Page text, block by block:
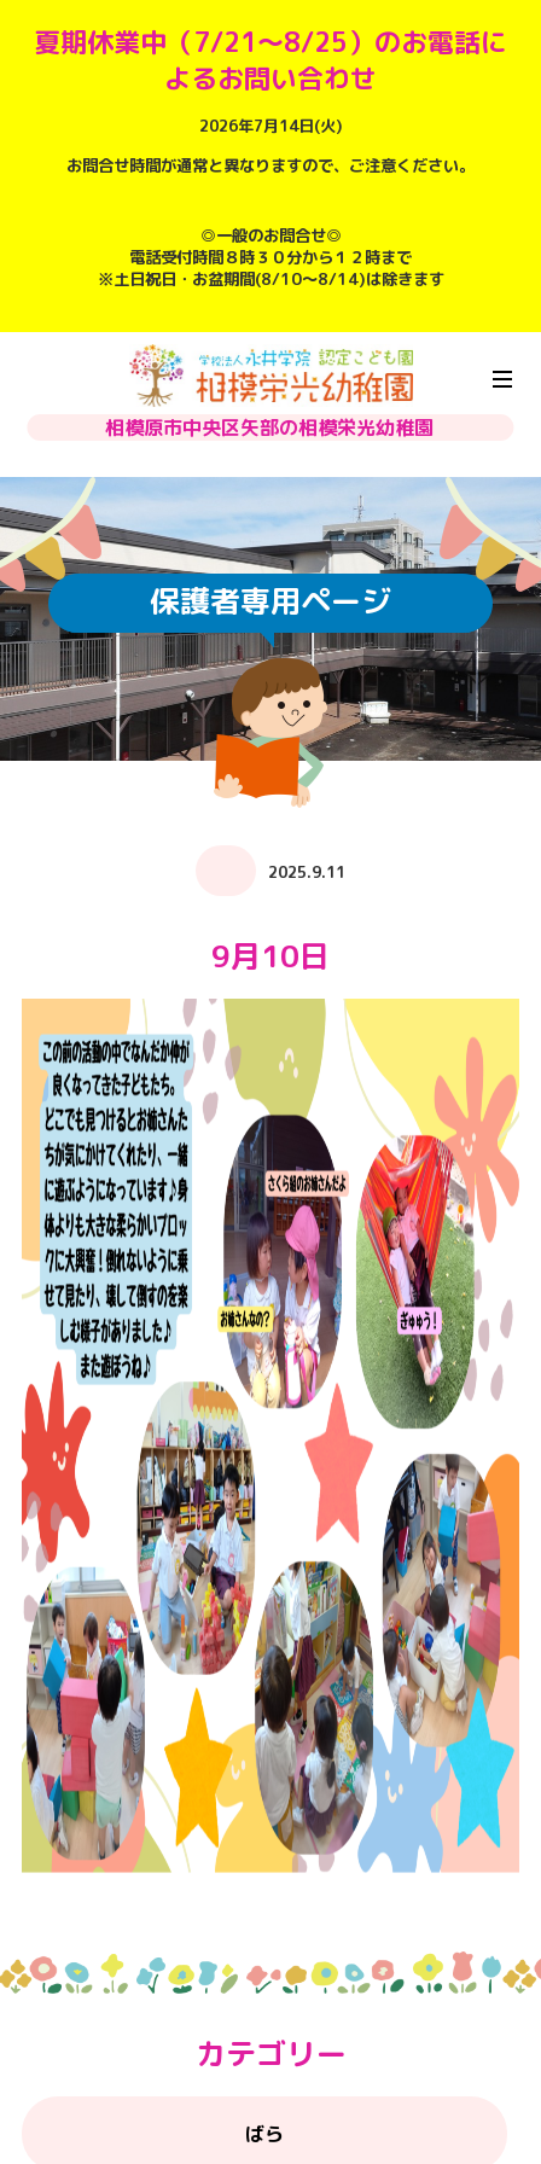
夏期休業中（7/21～8/25）のお電話に
よるお問い合わせ
2026年7月14日(火)
お問合せ時間が通常と異なりますので、ご注意ください。
◎一般のお問合せ◎
電話受付時間８時３０分から１２時まで
※土日祝日・お盆期間(8/10～8/14)は除きます
相模原市中央区矢部の相模栄光幼稚園
保護者専用ページ
2025.9.11
9月10日
カテゴリー
ばら